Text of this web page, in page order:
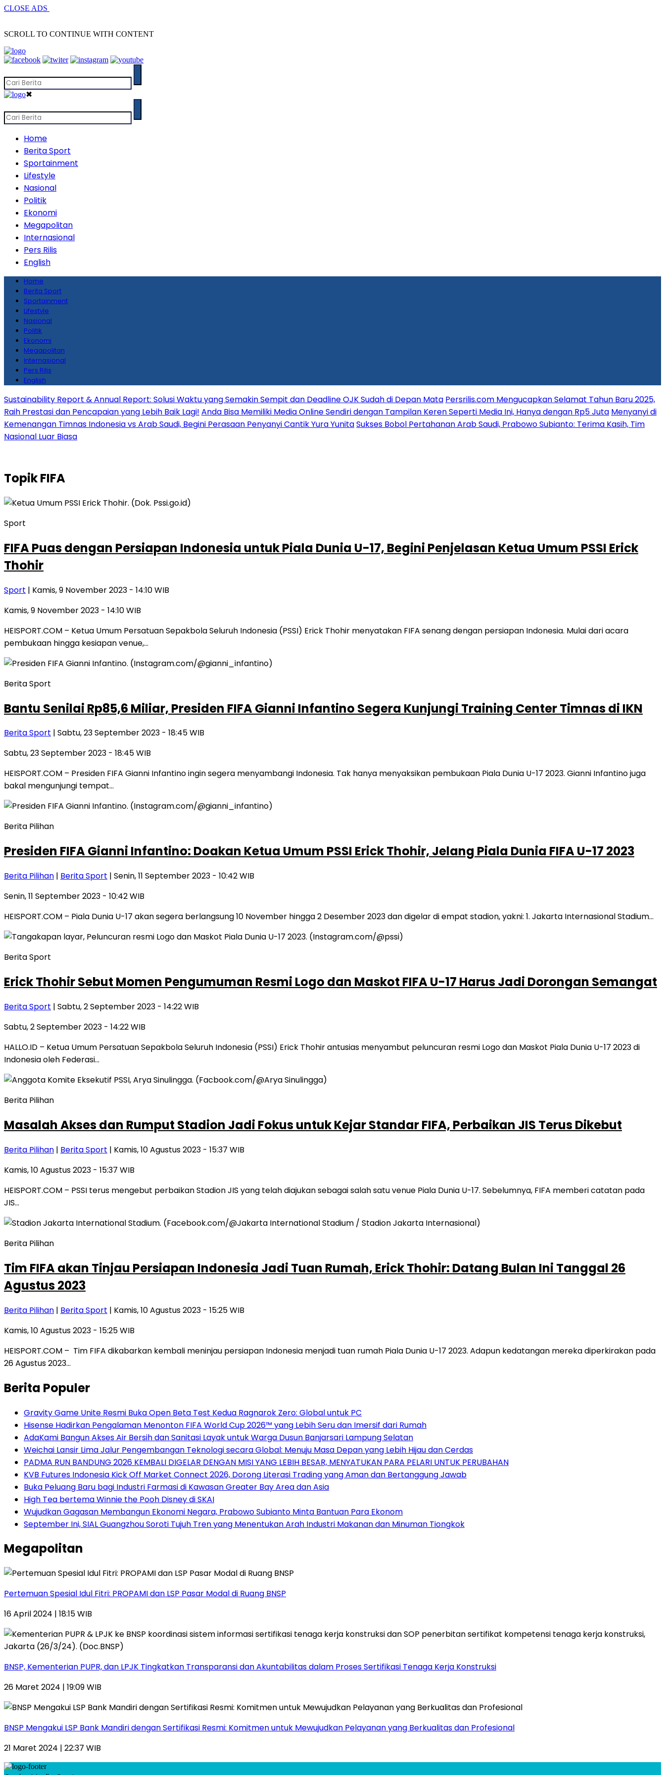
CLOSE ADS
SCROLL TO CONTINUE WITH CONTENT
✖
Home
Berita Sport
Sportainment
Lifestyle
Nasional
Politik
Ekonomi
Megapolitan
Internasional
Pers Rilis
English
Home
Berita Sport
Sportainment
Lifestyle
Nasional
Politik
Ekonomi
Megapolitan
Internasional
Pers Rilis
English
Sustainability Report & Annual Report: Solusi Waktu yang Semakin Sempit dan Deadline OJK Sudah di Depan Mata Persrilis.com Mengucapkan Selamat Tahun Baru 2025,
Raih Prestasi dan Pencapaian yang Lebih Baik Lagi! Anda Bisa Memiliki Media Online Sendiri dengan Tampilan Keren Seperti Media Ini, Hanya dengan Rp5 Juta Menyanyi di
Kemenangan Timnas Indonesia vs Arab Saudi, Begini Perasaan Penyanyi Cantik Yura YunitaSukses Bobol Pertahanan Arab Saudi, Prabowo Subianto: Terima Kasih, Tim
Nasional Luar Biasa
TopikFIFA
Sport
FIFA Puas dengan Persiapan Indonesia untuk Piala Dunia U-17, Begini Penjelasan Ketua Umum PSSI Erick
Thohir
Sport | Kamis, 9 November 2023 - 14:10 WIB
Kamis, 9 November 2023 - 14:10 WIB
HEISPORT.COM – Ketua Umum Persatuan Sepakbola Seluruh Indonesia (PSSI) Erick Thohir menyatakan FIFA senang dengan persiapan Indonesia. Mulai dari acara
pembukaan hingga kesiapan venue,…
Berita Sport
Bantu Senilai Rp85,6 Miliar, Presiden FIFA Gianni Infantino Segera Kunjungi Training Center Timnas di IKN
Berita Sport | Sabtu, 23 September 2023 - 18:45 WIB
Sabtu, 23 September 2023 - 18:45 WIB
HEISPORT.COM – Presiden FIFA Gianni Infantino ingin segera menyambangi Indonesia. Tak hanya menyaksikan pembukaan Piala Dunia U-17 2023. Gianni Infantino juga
bakal mengunjungi tempat…
Berita Pilihan
Presiden FIFA Gianni Infantino: Doakan Ketua Umum PSSI Erick Thohir, Jelang Piala Dunia FIFA U-17 2023
Berita Pilihan | Berita Sport | Senin, 11 September 2023 - 10:42 WIB
Senin, 11 September 2023 - 10:42 WIB
HEISPORT.COM – Piala Dunia U-17 akan segera berlangsung 10 November hingga 2 Desember 2023 dan digelar di empat stadion, yakni: 1. Jakarta Internasional Stadium…
Berita Sport
Erick Thohir Sebut Momen Pengumuman Resmi Logo dan Maskot FIFA U-17 Harus Jadi Dorongan Semangat
Berita Sport | Sabtu, 2 September 2023 - 14:22 WIB
Sabtu, 2 September 2023 - 14:22 WIB
HALLO.ID – Ketua Umum Persatuan Sepakbola Seluruh Indonesia (PSSI) Erick Thohir antusias menyambut peluncuran resmi Logo dan Maskot Piala Dunia U-17 2023 di
Indonesia oleh Federasi…
Berita Pilihan
Masalah Akses dan Rumput Stadion Jadi Fokus untuk Kejar Standar FIFA, Perbaikan JIS Terus Dikebut
Berita Pilihan | Berita Sport | Kamis, 10 Agustus 2023 - 15:37 WIB
Kamis, 10 Agustus 2023 - 15:37 WIB
HEISPORT.COM – PSSI terus mengebut perbaikan Stadion JIS yang telah diajukan sebagai salah satu venue Piala Dunia U-17. Sebelumnya, FIFA memberi catatan pada
JIS…
Berita Pilihan
Tim FIFA akan Tinjau Persiapan Indonesia Jadi Tuan Rumah, Erick Thohir: Datang Bulan Ini Tanggal 26
Agustus 2023
Berita Pilihan | Berita Sport | Kamis, 10 Agustus 2023 - 15:25 WIB
Kamis, 10 Agustus 2023 - 15:25 WIB
HEISPORT.COM – Tim FIFA dikabarkan kembali meninjau persiapan Indonesia menjadi tuan rumah Piala Dunia U-17 2023. Adapun kedatangan mereka diperkirakan pada
26 Agustus 2023…
Berita Populer
Gravity Game Unite Resmi Buka Open Beta Test Kedua Ragnarok Zero: Global untuk PC
Hisense Hadirkan Pengalaman Menonton FIFA World Cup 2026™ yang Lebih Seru dan Imersif dari Rumah
AdaKami Bangun Akses Air Bersih dan Sanitasi Layak untuk Warga Dusun Banjarsari Lampung Selatan
Weichai Lansir Lima Jalur Pengembangan Teknologi secara Global: Menuju Masa Depan yang Lebih Hijau dan Cerdas
PADMA RUN BANDUNG 2026 KEMBALI DIGELAR DENGAN MISI YANG LEBIH BESAR, MENYATUKAN PARA PELARI UNTUK PERUBAHAN
KVB Futures Indonesia Kick Off Market Connect 2026, Dorong Literasi Trading yang Aman dan Bertanggung Jawab
Buka Peluang Baru bagi Industri Farmasi di Kawasan Greater Bay Area dan Asia
High Tea bertema Winnie the Pooh Disney di SKAI
Wujudkan Gagasan Membangun Ekonomi Negara, Prabowo Subianto Minta Bantuan Para Ekonom
September Ini, SIAL Guangzhou Soroti Tujuh Tren yang Menentukan Arah Industri Makanan dan Minuman Tiongkok
Megapolitan
Pertemuan Spesial Idul Fitri: PROPAMI dan LSP Pasar Modal di Ruang BNSP
16 April 2024 | 18:15 WIB
BNSP, Kementerian PUPR, dan LPJK Tingkatkan Transparansi dan Akuntabilitas dalam Proses Sertifikasi Tenaga Kerja Konstruksi
26 Maret 2024 | 19:09 WIB
BNSP Mengakui LSP Bank Mandiri dengan Sertifikasi Resmi: Komitmen untuk Mewujudkan Pelayanan yang Berkualitas dan Profesional
21 Maret 2024 | 22:37 WIB